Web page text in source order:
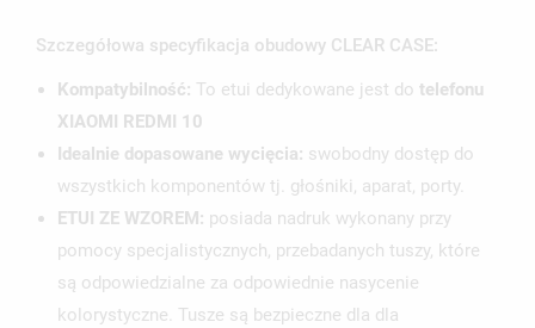
Szczegółowa specyfikacja obudowy CLEAR CASE:
Kompatybilność: To etui dedykowane jest do telefonu
XIAOMI REDMI 10
Idealnie dopasowane wycięcia: swobodny dostęp do
wszystkich komponentów tj. głośniki, aparat, porty.
ETUI ZE WZOREM: posiada nadruk wykonany przy
pomocy specjalistycznych, przebadanych tuszy, które
są odpowiedzialne za odpowiednie nasycenie
kolorystyczne. Tusze są bezpieczne dla dla